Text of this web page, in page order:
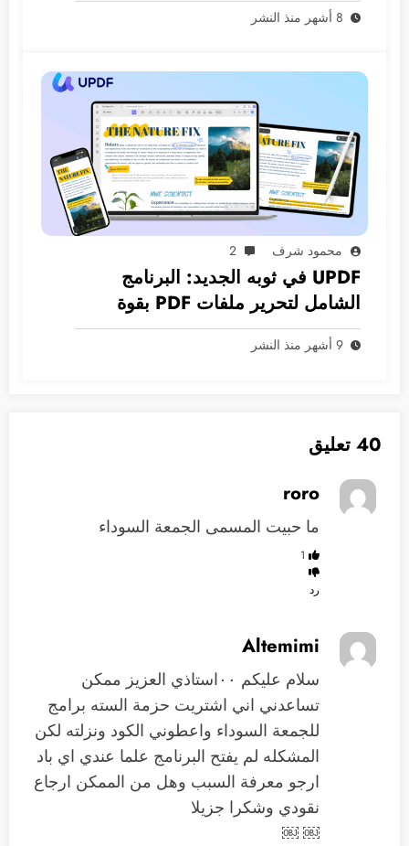
8 أشهر منذ النشر
محمود شرف 2
UPDF في ثوبه الجديد: البرنامج
الشامل لتحرير ملفات PDF بقوة
الذكاء الاصطناعي.
9 أشهر منذ النشر
40 تعليق
roro
ما حبيت المسمى الجمعة السوداء
1
رد
Altemimi
سلام عليكم ٠٠استاذي العزيز ممكن
تساعدني اني اشتريت حزمة السته برامج
للجمعة السوداء واعطوني الكود ونزلته لكن
المشكله لم يفتح البرنامج علما عندي اي باد
ارجو معرفة السبب وهل من الممكن ارجاع
نقودي وشكرا جزيلا
￼ ￼